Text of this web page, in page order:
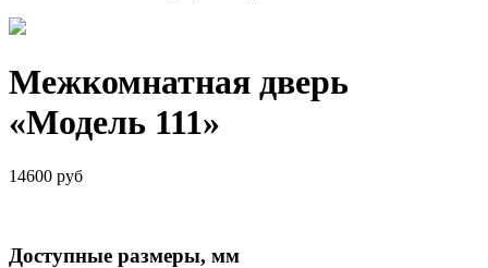
Межкомнатная дверь
«Модель 111»
14600 руб
Доступные размеры, мм